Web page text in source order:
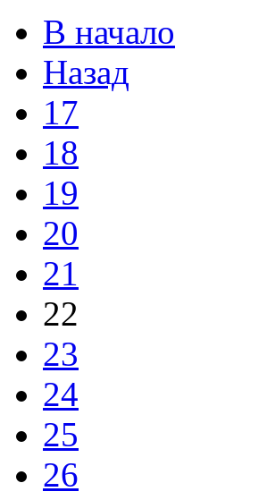
В начало
Назад
17
18
19
20
21
22
23
24
25
26